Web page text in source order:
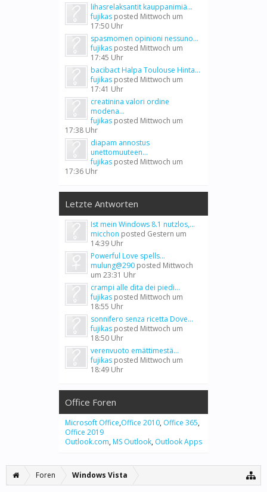
lihasrelaksantit kauppanimiä...
fujikas posted Mittwoch um
17:50 Uhr
spasmomen opinioni nessuno...
fujikas posted Mittwoch um
17:45 Uhr
bacibact Halpa Toulouse Hinta...
fujikas posted Mittwoch um
17:41 Uhr
creatinina valori ordine
modena...
fujikas posted Mittwoch um
17:38 Uhr
diapam annostus
unettomuuteen...
fujikas posted Mittwoch um
17:36 Uhr
Letzte Antworten
Ist mein Windows 8.1 nutzlos,...
micchon posted Gestern um
14:39 Uhr
Powerful Love spells...
mulung@290 posted Mittwoch
um 23:31 Uhr
crampi alle dita dei piedi...
fujikas posted Mittwoch um
18:55 Uhr
sonnifero senza ricetta Dove...
fujikas posted Mittwoch um
18:50 Uhr
verenvuoto emättimestä...
fujikas posted Mittwoch um
18:49 Uhr
Office Foren
Microsoft Office,Office 2010, Office 365,
Office 2019
Outlook.com, MS Outlook, Outlook Apps
Foren Windows Vista